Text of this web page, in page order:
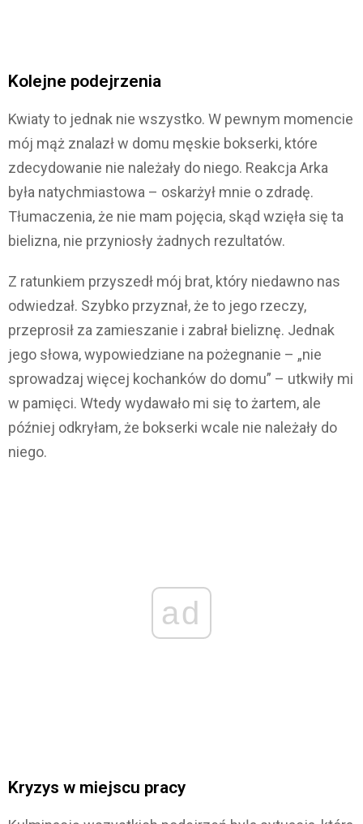
Kolejne podejrzenia
Kwiaty to jednak nie wszystko. W pewnym momencie
mój mąż znalazł w domu męskie bokserki, które
zdecydowanie nie należały do niego. Reakcja Arka
była natychmiastowa – oskarżył mnie o zdradę.
Tłumaczenia, że nie mam pojęcia, skąd wzięła się ta
bielizna, nie przyniosły żadnych rezultatów.
Z ratunkiem przyszedł mój brat, który niedawno nas
odwiedzał. Szybko przyznał, że to jego rzeczy,
przeprosił za zamieszanie i zabrał bieliznę. Jednak
jego słowa, wypowiedziane na pożegnanie – „nie
sprowadzaj więcej kochanków do domu” – utkwiły mi
w pamięci. Wtedy wydawało mi się to żartem, ale
później odkryłam, że bokserki wcale nie należały do
niego.
ad
Kryzys w miejscu pracy